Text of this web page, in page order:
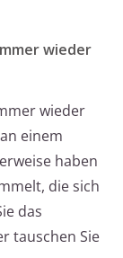
wieder
wieder
einem
haben
die sich
das
tauschen Sie